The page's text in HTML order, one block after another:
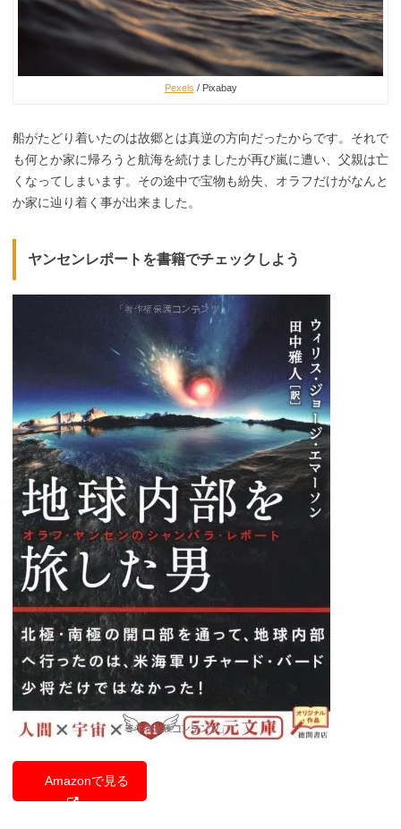
Pexels / Pixabay
船がたどり着いたのは故郷とは真逆の方向だったからです。それで
も何とか家に帰ろうと航海を続けましたが再び嵐に遭い、父親は亡
くなってしまいます。その途中で宝物も紛失、オラフだけがなんと
か家に辿り着く事が出来ました。
ヤンセンレポートを書籍でチェックしよう
Amazonで見る